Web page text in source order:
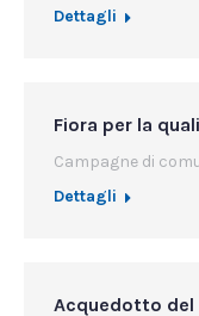
Dettagli
Fiora per la
Campagne di
Dettagli
Acquedotto del